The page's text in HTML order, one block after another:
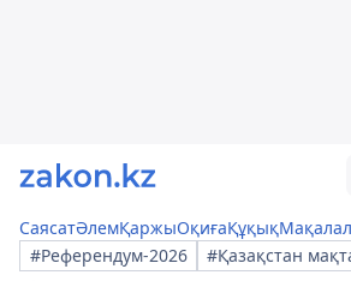
СаясатӘлемҚаржыОқиғаҚұқық
#Референдум-2026
#Қазақстан